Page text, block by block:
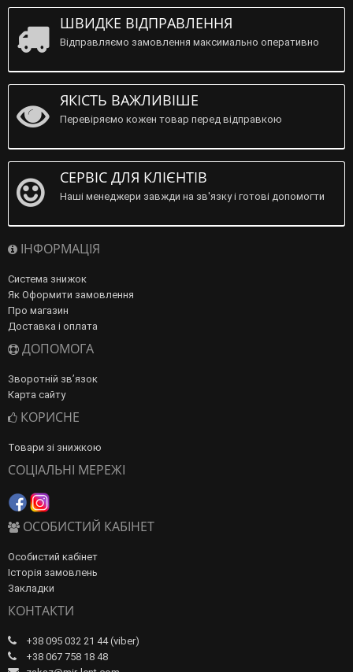
ШВИДКЕ ВІДПРАВЛЕННЯ
Відправляємо замовлення максимально оперативно
ЯКІСТЬ ВАЖЛИВІШЕ
Перевіряємо кожен товар перед відправкою
СЕРВІС ДЛЯ КЛІЄНТІВ
Наші менеджери завжди на зв'язку і готові допомогти
ІНФОРМАЦІЯ
Система знижок
Як Оформити замовлення
Про магазин
Доставка і оплата
ДОПОМОГА
Зворотній зв’язок
Карта сайту
КОРИСНЕ
Товари зі знижкою
СОЦІАЛЬНІ МЕРЕЖІ
ОСОБИСТИЙ КАБІНЕТ
Особистий кабінет
Історія замовлень
Закладки
КОНТАКТИ
+38 095 032 21 44 (viber)
+38 067 758 18 48